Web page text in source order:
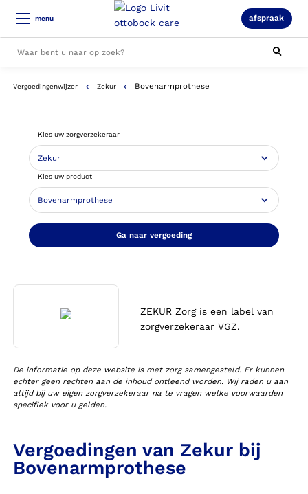
menu afspraak
Alle resultaten
Vergoedingenwijzer Zekur Bovenarmprothese
Kies uw zorgverzekeraar
Kies uw product
Ga naar vergoeding
ZEKUR Zorg is een label van
zorgverzekeraar VGZ.
De informatie op deze website is met zorg samengesteld. Er kunnen
echter geen rechten aan de inhoud ontleend worden. Wij raden u aan
altijd bij uw eigen zorgverzekeraar na te vragen welke voorwaarden
specifiek voor u gelden.
Vergoedingen van Zekur bij
Bovenarmprothese